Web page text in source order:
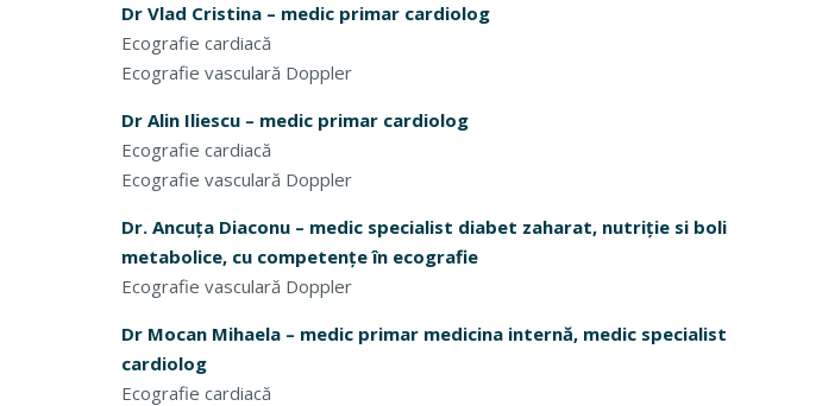
Dr Vlad Cristina – medic primar cardiolog
Ecografie cardiacă
Ecografie vasculară Doppler
Dr Alin Iliescu – medic primar cardiolog
Ecografie cardiacă
Ecografie vasculară Doppler
Dr. Ancuța Diaconu – medic specialist diabet zaharat, nutriție si boli
metabolice, cu competențe în ecografie
Ecografie vasculară Doppler
Dr Mocan Mihaela – medic primar medicina internă, medic specialist
cardiolog
Ecografie cardiacă